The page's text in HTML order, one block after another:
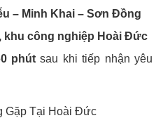
– Minh Khai – Sơn Đồng
khu công nghiệp Hoài Đức
phút sau khi tiếp nhận yêu
Gặp Tại Hoài Đức